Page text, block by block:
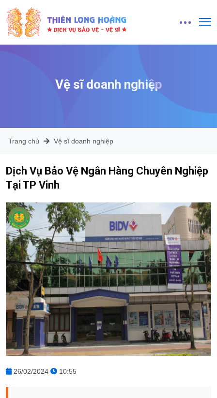
Vệ sĩ doanh nghiệp
Trang chủ Vệ sĩ doanh nghiệp
Dịch Vụ Bảo Vệ Ngân Hàng Chuyên Nghiệp
Tại TP Vinh
26/02/2024 10:55